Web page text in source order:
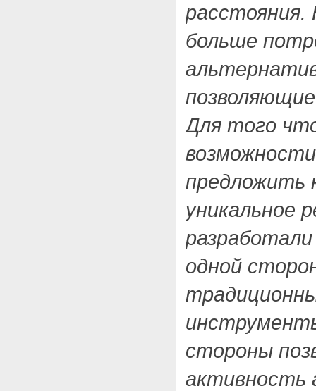
расстояния.
больше
Для того
предложить
уникальное
одной
стороны
активность